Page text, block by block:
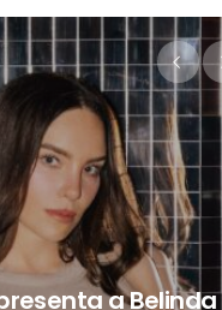
Dos Equis 2026: La
sonora